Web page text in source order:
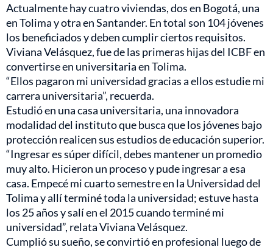
Actualmente hay cuatro viviendas, dos en Bogotá, una
en Tolima y otra en Santander. En total son 104 jóvenes
los beneficiados y deben cumplir ciertos requisitos.
Viviana Velásquez, fue de las primeras hijas del ICBF en
convertirse en universitaria en Tolima.
“Ellos pagaron mi universidad gracias a ellos estudie mi
carrera universitaria”, recuerda.
Estudió en una casa universitaria, una innovadora
modalidad del instituto que busca que los jóvenes bajo
protección realicen sus estudios de educación superior.
“Ingresar es súper difícil, debes mantener un promedio
muy alto. Hicieron un proceso y pude ingresar a esa
casa. Empecé mi cuarto semestre en la Universidad del
Tolima y allí terminé toda la universidad; estuve hasta
los 25 años y salí en el 2015 cuando terminé mi
universidad”, relata Viviana Velásquez.
Cumplió su sueño, se convirtió en profesional luego de